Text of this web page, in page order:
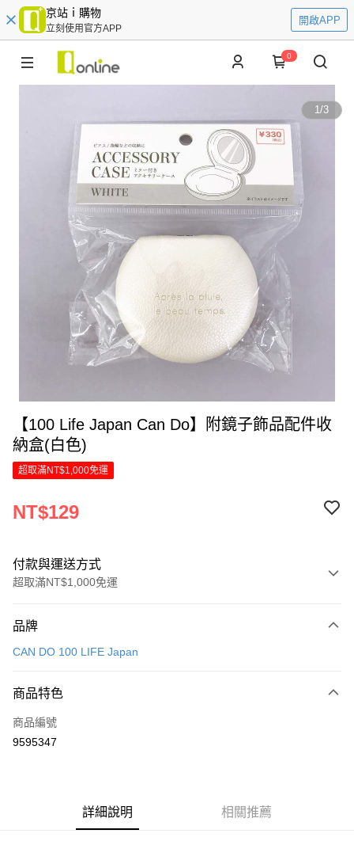
京站ｉ購物
立刻使用官方APP
開啟APP
0
1/3
【100 Life Japan Can Do】附鏡子飾品配件收
納盒(白色)
超取滿NT$1,000免運
NT$129
付款與運送方式
超取滿NT$1,000免運
信用卡一次付款
Apple Pay
街口支付
品牌
CAN DO 100 LIFE Japan
商品特色
商品編號
9595347
詳細說明 相關推薦